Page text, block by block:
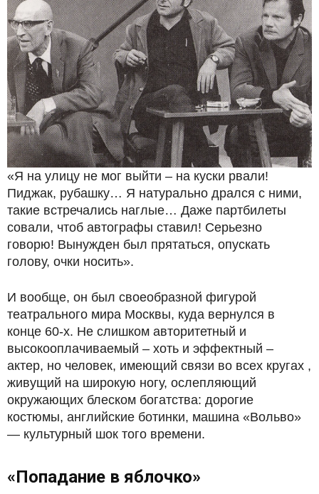
«Я на улицу не мог выйти – на куски рвали!
Пиджак, рубашку… Я натурально дрался с ними,
такие встречались наглые… Даже партбилеты
совали, чтоб автографы ставил! Серьезно
говорю! Вынужден был прятаться, опускать
голову, очки носить».
И вообще, он был своеобразной фигурой
театрального мира Москвы, куда вернулся в
конце 60-х. Не слишком авторитетный и
высокооплачиваемый – хоть и эффектный –
актер, но человек, имеющий связи во всех кругах ,
живущий на широкую ногу, ослепляющий
окружающих блеском богатства: дорогие
костюмы, английские ботинки, машина «Вольво»
— культурный шок того времени.
«Попадание в яблочко»